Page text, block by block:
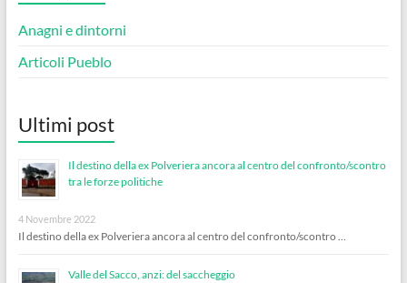
Anagni e dintorni
Articoli Pueblo
Ultimi post
Il destino della ex Polveriera ancora al centro del confronto/scontro
tra le forze politiche
4 Novembre 2022
Il destino della ex Polveriera ancora al centro del confronto/scontro …
Valle del Sacco, anzi: del saccheggio